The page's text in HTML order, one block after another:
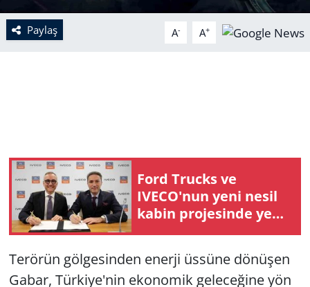
Paylaş A- A+
Ford Trucks ve
IVECO'nun yeni nesil
kabin projesinde yeni
bir dönemin kapısı
Terörün gölgesinden enerji üssüne dönüşen
Gabar, Türkiye'nin ekonomik geleceğine yön